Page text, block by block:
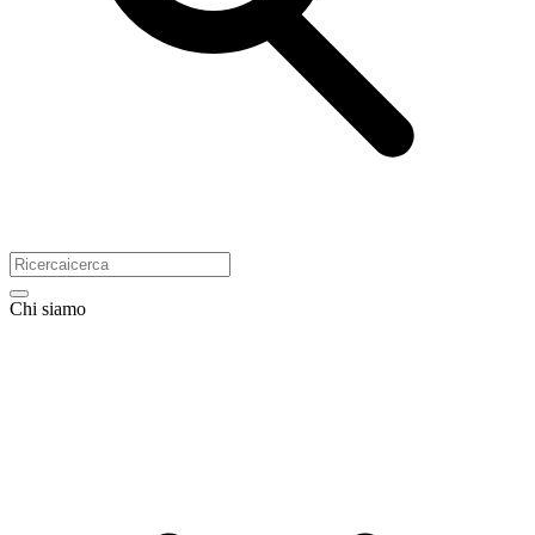
Chi siamo